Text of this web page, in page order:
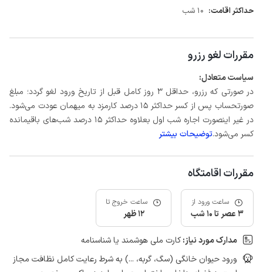
حداکثر اقامت: 10 شب
مقررات لغو رزرو
سیاست متعادل:
در صورتی که رزرو، حداقل 3 روز کامل قبل از تاریخ ورود لغو گردد؛ مبلغ
صورتحساب پس از کسر حداکثر 15 درصد کارمزد به میهمان عودت می‌شود.
در غیر اینصورت اجاره شب اول بعلاوه حداکثر 15 درصد شب‌های باقیمانده
کسر می‌شود.توضیحات بیشتر
مقررات اقامتگاه
ساعت ورود از
3 عصر تا 10 شب
ساعت خروج تا
12 ظهر
مدارک مورد نیاز:کارت ملی هوشمند یا شناسنامه
ورود حیوان خانگی (سگ، گربه، ...) به شرط رعایت کامل نظافت مجاز